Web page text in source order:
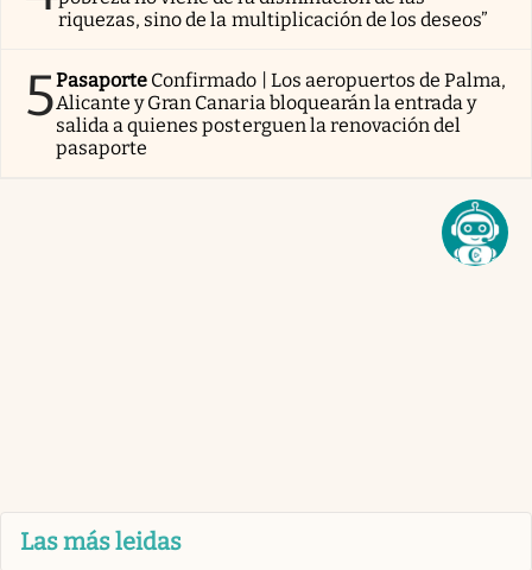
riquezas, sino de la multiplicación de los deseos”
5Pasaporte Confirmado | Los aeropuertos de Palma,
Alicante y Gran Canaria bloquearán la entrada y
salida a quienes posterguen la renovación del
pasaporte
Las más leidas